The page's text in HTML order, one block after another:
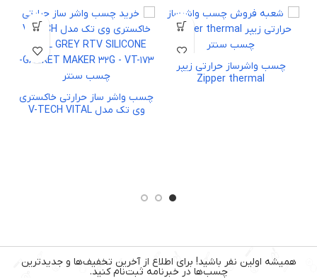
چسب واشرساز حرارتی زیپر
Zipper thermal
چسب واشر ساز حرارتی خاکستری
وی تک مدل V-TECH VITAL
همیشه اولین نفر باشید! برای اطلاع از آخرین تخفیف‌ها و جدیدترین
چسب‌ها در خبرنامه ثبت‌نام کنید.